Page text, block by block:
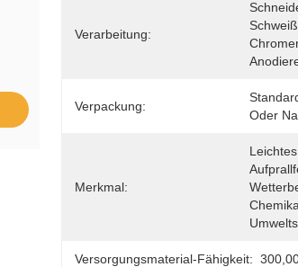
Verarbeitung:
Verpackung:
Oder
Merkmal:
Versorgungsmaterial-Fähigkeit: